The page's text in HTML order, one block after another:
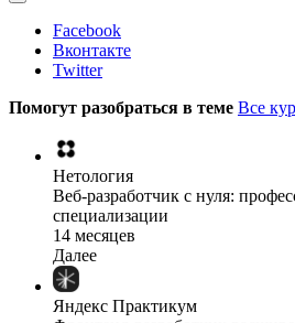
Facebook
Вконтакте
Twitter
Помогут разобраться в теме Все
Нетология
Веб-разработчик с нуля:
специализации
14 месяцев
Далее
Яндекс Практикум